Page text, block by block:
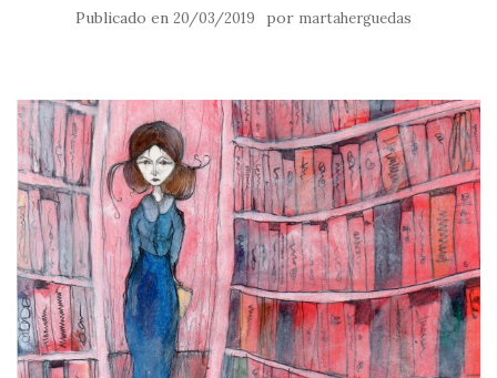
Publicado en 20/03/2019 por martaherguedas